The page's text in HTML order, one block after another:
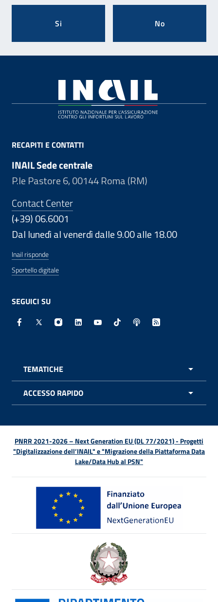
Si No
RECAPITI E CONTATTI
INAIL Sede centrale
P.le Pastore 6, 00144 Roma (RM)
Contact Center
(+39) 06.6001
Dal lunedì al venerdì dalle 9.00 alle 18.00
Inail risponde
Sportello digitale
SEGUICI SU
Facebook - Sito esterno - Apertura in nuova finestra
X - Sito esterno - Apertura in nuova finestra
Instagram - Sito esterno - Apertura in
Linkedin - Sito esterno - Apertura in
Youtube - Sito esterno -
TikTok - Sito esterno -
Spreaker - Sito
Feed RSS -
TEMATICHE
ACCESSO RAPIDO
PNRR 2021-2026 – Next Generation EU (DL 77/2021) - Progetti
"Digitalizzazione dell’INAIL" e "Migrazione della Piattaforma Data
Lake/Data Hub al PSN"